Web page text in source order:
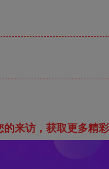
来访，获取更多精